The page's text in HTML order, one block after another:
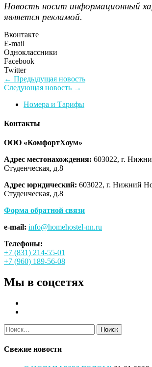
Новость носит информационный
является рекламой.
Вконтакте
E-mail
Одноклассники
Facebook
Twitter
Навигация
по
записям
← Предыдущая новостьПредыдущая
Следующая новость →
Номера и Тарифы
Контакты
ООО «КомфортХоум»
Адрес местонахождения: 603022, г.
Студенческая, д.8
Адрес юридический: 603022, г. Нижний
Студенческая, д.8
Форма обратной связи
e-mail: info@homehostel-nn.ru
Телефоны:
+7 (831) 214-55-01
+7 (960) 189-56-08
Мы в соцсетях
Найти:
Свежие новости